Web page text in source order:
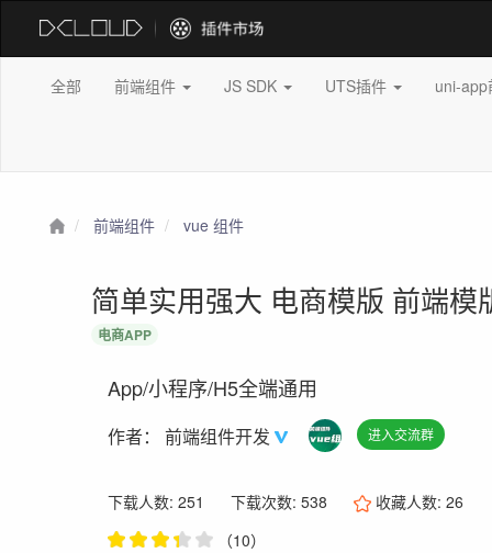
全部 前端组件 JS SDK UTS插件 uni-
前端组件 vue 组件
简单实用强大 电商模版 前端
电商APP
App/小程序/H5全端通用
作者：前端组件开发 进入交流群
下载人数: 251 下载次数: 538 收藏人数:26
（10）